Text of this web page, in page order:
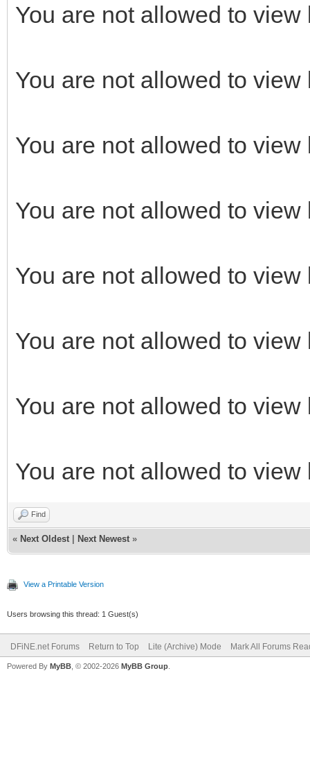
You are not allowed to
You are not allowed to
You are not allowed to
You are not allowed to
You are not allowed to
You are not allowed to
You are not allowed to
You are not allowed to
Find
« Next Oldest Next Newest »
View a Printable Version
Users browsing this thread: 1 Guest(s)
DFiNE.net Forums Return to Top Lite (Archive) Mode Mark All Forums
Powered By MyBB , © 2002-2026 MyBB Group